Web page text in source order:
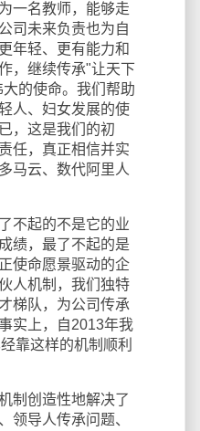
名教师，能够走
司未来负责也为自
年轻、更有能力和
，继续传承"让天下
的使命。我们帮助
人、妇女发展的使
，这是我们的初
任，真正相信并实
马云、数代阿里人
起的不是它的业
绩，最了不起的是
使命愿景驱动的企
人机制，我们独特
梯队，为公司传承
实上，自2013年我
靠这样的机制顺利
创造性地解决了
领导人传承问题、